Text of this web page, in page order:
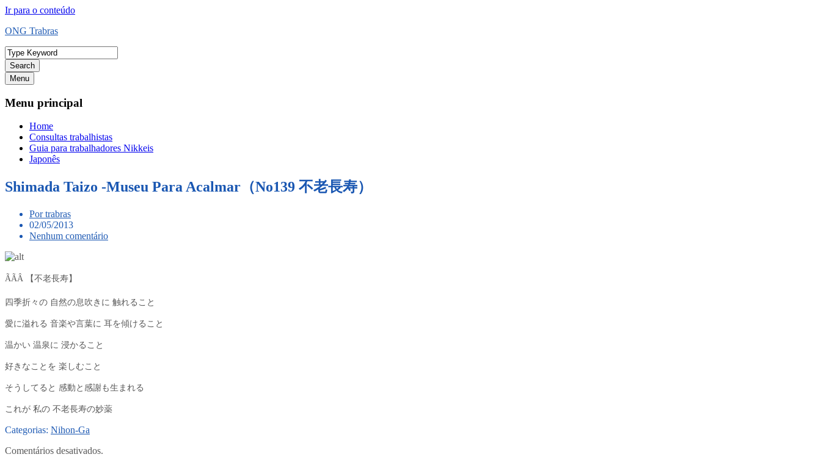
Ir para o conteúdo
ONG Trabras
Search
Menu
Menu principal
Home
Consultas trabalhistas
Guia para trabalhadores Nikkeis
Japonês
Shimada Taizo -Museu Para Acalmar（No139 不老長寿）
Por trabras
02/05/2013
Nenhum comentário
ÃÃÂ 【不老長寿】
四季折々の 自然の息吹きに 触れること
愛に溢れる 音楽や言葉に 耳を傾けること
温かい 温泉に 浸かること
好きなことを 楽しむこと
そうしてると 感動と感謝も生まれる
これが 私の 不老長寿の妙薬
Categorias: Nihon-Ga
Comentários desativados.